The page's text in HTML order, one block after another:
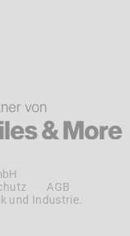
und Industrie.
AGB